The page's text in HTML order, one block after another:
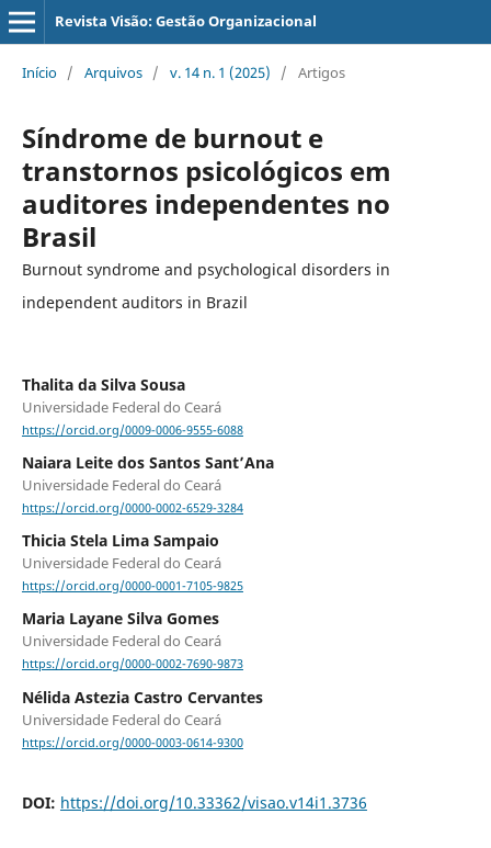
Revista Visão: Gestão Organizacional
Início / Arquivos / v. 14 n. 1 (2025) / Artigos
Síndrome de burnout e
transtornos psicológicos em
auditores independentes no
Brasil
Burnout syndrome and psychological disorders in
independent auditors in Brazil
Thalita da Silva Sousa
Universidade Federal do Ceará
https://orcid.org/0009-0006-9555-6088
Naiara Leite dos Santos Sant’Ana
Universidade Federal do Ceará
https://orcid.org/0000-0002-6529-3284
Thicia Stela Lima Sampaio
Universidade Federal do Ceará
https://orcid.org/0000-0001-7105-9825
Maria Layane Silva Gomes
Universidade Federal do Ceará
https://orcid.org/0000-0002-7690-9873
Nélida Astezia Castro Cervantes
Universidade Federal do Ceará
https://orcid.org/0000-0003-0614-9300
DOI: https://doi.org/10.33362/visao.v14i1.3736